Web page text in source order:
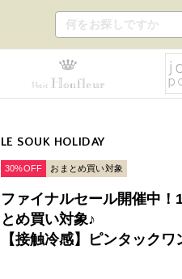
LE SOUK HOLIDAY
30%OFF おまとめ買い対象
ファイナルセール開催中
とめ買い対象♪
【接触冷感】ピンタックワ